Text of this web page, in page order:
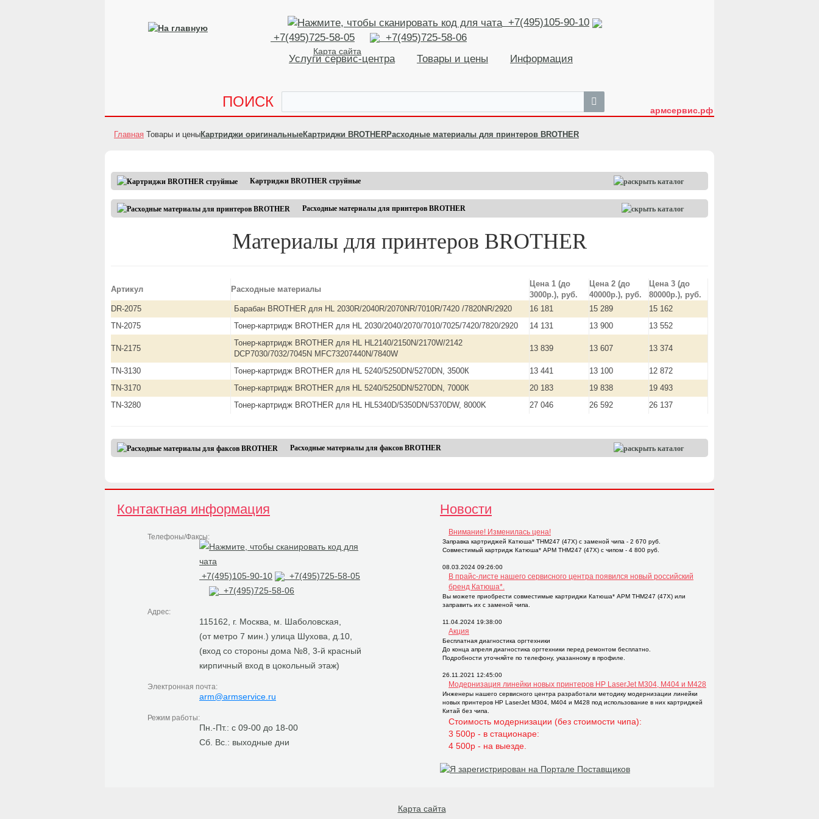
+7(495)105-90-10
+7(495)725-58-05
+7(495)725-58-06
Карта сайта
Услуги сервис-центра Товары и цены Информация
ПОИСК
армсервис.рф
Главная Товары и ценыКартриджи оригинальныеКартриджи BROTHERРасходные материалы для принтеров BROTHER
Картриджи BROTHER струйные
Расходные материалы для принтеров BROTHER
Материалы для принтеров BROTHER
Артикул Расходные материалы
Цена 1 (до
3000р.), руб.
Цена 2 (до
40000р.), руб.
Цена 3 (до
80000р.), руб.
DR-2075
Барабан BROTHER для HL 2030R/2040R/2070NR/7010R/7420 /7820NR/2920 16 181 15 289
15 162
TN-2075
Тонер-картридж BROTHER для HL 2030/2040/2070/7010/7025/7420/7820/2920 14 131 13 900 13 552
TN-2175
Тонер-картридж BROTHER для HL HL2140/2150N/2170W/2142
DCP7030/7032/7045N MFC73207440N/7840W
13 839 13 607 13 374
TN-3130 Тонер-картридж BROTHER для HL 5240/5250DN/5270DN, 3500К 13 441 13 100
12 872
TN-3170
Тонер-картридж BROTHER для HL 5240/5250DN/5270DN, 7000К 20 183 19 838
19 493
TN-3280
Тонер-картридж BROTHER для HL HL5340D/5350DN/5370DW, 8000K 27 046 26 592 26 137
Расходные материалы для факсов BROTHER
Новости
Внимание! Изменилась цена!
Заправка картриджей Катюша* THM247 (47X) с заменой чипа - 2 670 руб.
Совместимый картридж Катюша* APM THM247 (47X) с чипом - 4 800 руб.
08.03.2024 09:26:00
В прайс-листе нашего сервисного центра появился новый российский
бренд Катюша*.
Вы можете приобрести совместимые картриджи Катюша* APM THM247 (47X) или
заправить их с заменой чипа.
11.04.2024 19:38:00
Акция
Бесплатная диагностика оргтехники
До конца апреля диагностика оргтехники перед ремонтом бесплатно.
Подробности уточняйте по телефону, указанному в профиле.
26.11.2021 12:45:00
Модернизация линейки новых принтеров НР LaserJet M304, M404 и M428
Инженеры нашего сервисного центра разработали методику модернизации линейки
новых принтеров НР LaserJet M304, M404 и M428 под использование в них картриджей
Китай без чипа.
Стоимость модернизации (без стоимости чипа):
3 500р - в стационаре:
4 500р - на выезде.
Контактная информация
Телефоны/Факсы:
+7(495)105-90-10
+7(495)725-58-05
+7(495)725-58-06
Адрес:
115162, г. Москва, м. Шаболовская,
(от метро 7 мин.) улица Шухова, д.10,
(вход со стороны дома №8, 3-й красный
кирпичный вход в цокольный этаж)
Электронная почта:
arm@armservice.ru
Режим работы:
Пн.-Пт.: с 09-00 до 18-00
Сб. Вс.: выходные дни
Карта сайта